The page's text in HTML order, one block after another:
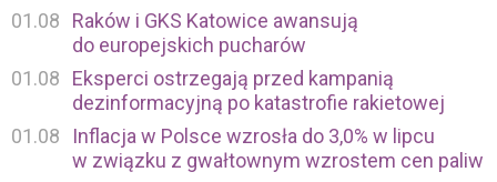
01.08
Raków i GKS Katowice awansują
do europejskich pucharów
01.08
Eksperci ostrzegają przed kampanią
dezinformacyjną po katastrofie rakietowej
01.08
Inflacja w Polsce wzrosła do 3,0% w lipcu
w związku z gwałtownym wzrostem cen paliw